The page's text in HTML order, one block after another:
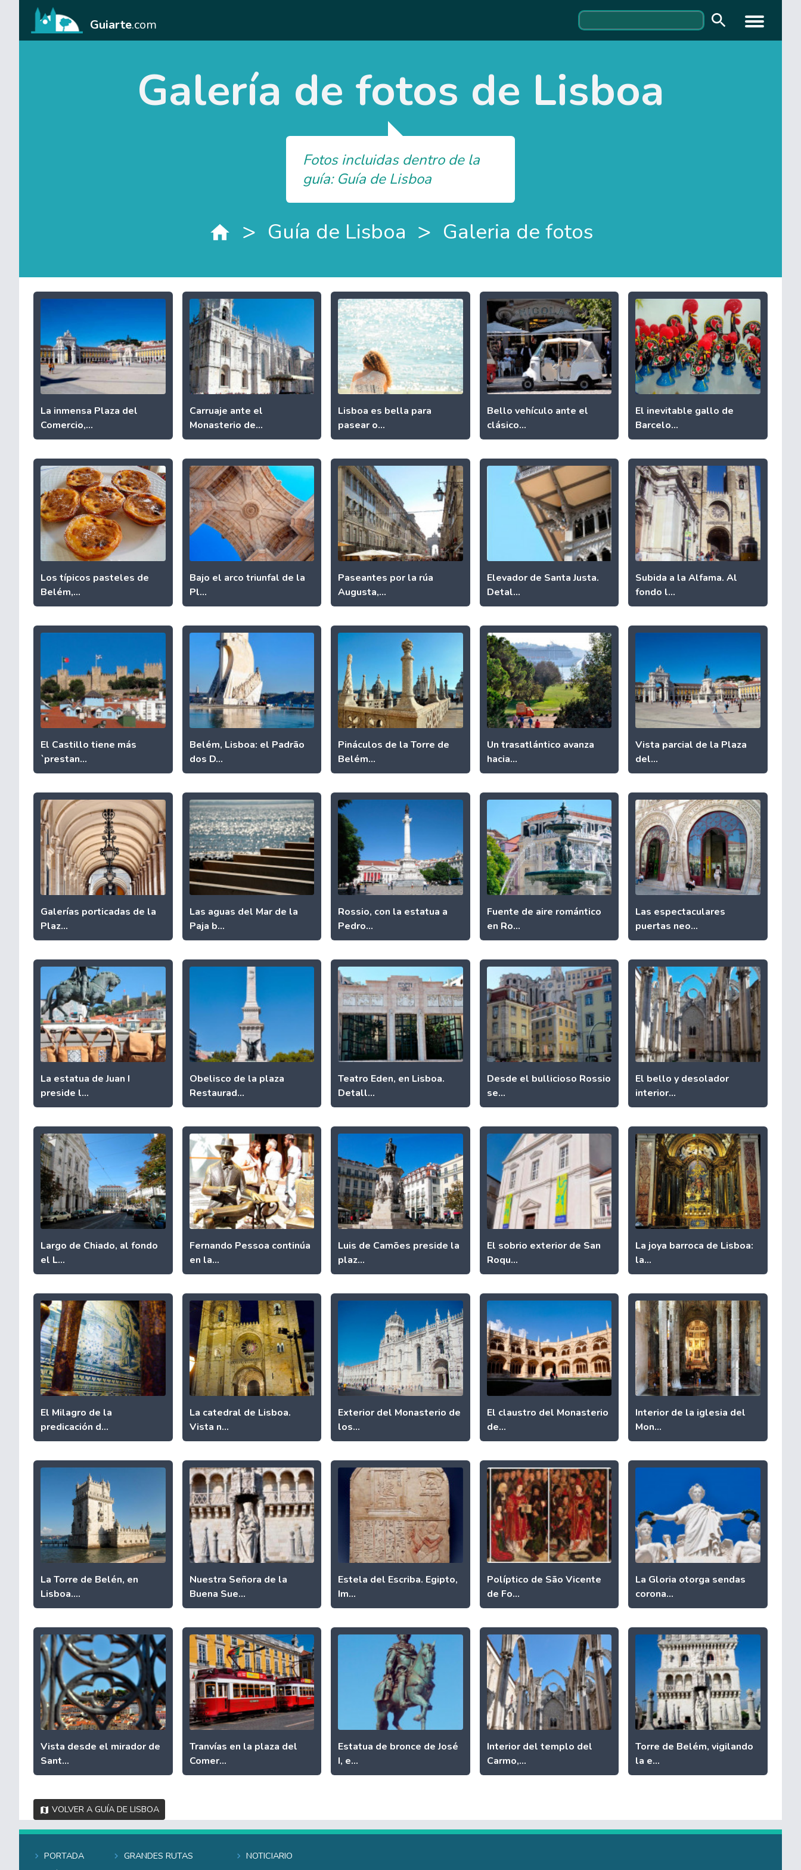
Guiarte.com
Galería de fotos de Lisboa
Fotos incluidas dentro de la
guía: Guía de Lisboa
> Guía de Lisboa > Galeria de fotos
La inmensa Plaza del
Comercio,...
Carruaje ante el
Monasterio de...
Lisboa es bella para
pasear o...
Bello vehículo ante el
clásico...
El inevitable gallo de
Barcelo...
Los típicos pasteles de
Belém,...
Bajo el arco triunfal de la
Pl...
Paseantes por la rúa
Augusta,...
Elevador de Santa Justa.
Detal...
Subida a la Alfama. Al
fondo l...
El Castillo tiene más
`prestan...
Belém, Lisboa: el Padrão
dos D...
Pináculos de la Torre de
Belém...
Un trasatlántico avanza
hacia...
Vista parcial de la Plaza
del...
Galerías porticadas de la
Plaz...
Las aguas del Mar de la
Paja b...
Rossio, con la estatua a
Pedro...
Fuente de aire romántico
en Ro...
Las espectaculares
puertas neo...
La estatua de Juan I
preside l...
Obelisco de la plaza
Restaurad...
Teatro Eden, en Lisboa.
Detall...
Desde el bullicioso Rossio
se...
El bello y desolador
interior...
Largo de Chiado, al fondo
el L...
Fernando Pessoa continúa
en la...
Luis de Camões preside la
plaz...
El sobrio exterior de San
Roqu...
La joya barroca de Lisboa:
la...
El Milagro de la
predicación d...
La catedral de Lisboa.
Vista n...
Exterior del Monasterio de
los...
El claustro del Monasterio
de...
Interior de la iglesia del
Mon...
La Torre de Belén, en
Lisboa....
Nuestra Señora de la
Buena Sue...
Estela del Escriba. Egipto,
Im...
Políptico de São Vicente
de Fo...
La Gloria otorga sendas
corona...
Vista desde el mirador de
Sant...
Tranvías en la plaza del
Comer...
Estatua de bronce de José
I, e...
Interior del templo del
Carmo,...
Torre de Belém, vigilando
la e...
Volver a Guía de Lisboa
Portada
Grandes rutas
Noticiario